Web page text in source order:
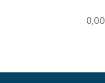
0,00